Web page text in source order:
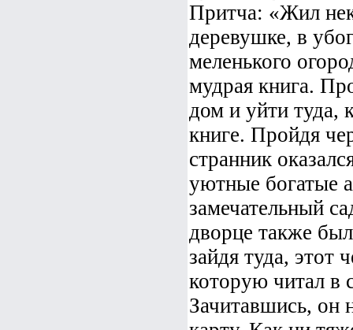
Притча: «Жил
деревушке, в
меленького
мудрая книга.
дом и уйти туда,
книге. Пройдя
странник
уютные богатые
замечательный
дворце также
зайдя туда, этот
которую читал в
Зачитавшись, он